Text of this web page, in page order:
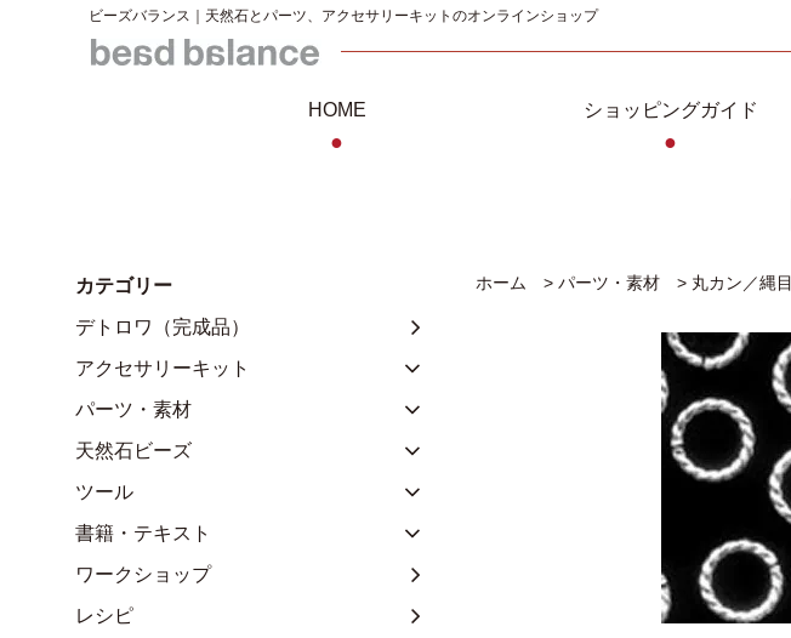
ビーズバランス｜天然石とパーツ、アクセサリーキットのオンラインショップ
HOME
●
ショッピングガイド
●
ホーム > パーツ・素材 > 丸カン／縄目
カテゴリー
デトロワ（完成品）
アクセサリーキット
パーツ・素材
天然石ビーズ
ツール
書籍・テキスト
ワークショップ
レシピ